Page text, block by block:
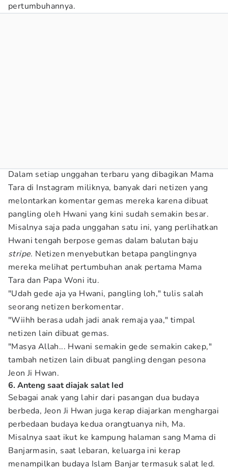
pertumbuhannya.
Dalam setiap unggahan terbaru yang dibagikan Mama
Tara di Instagram miliknya, banyak dari netizen yang
melontarkan komentar gemas mereka karena dibuat
pangling oleh Hwani yang kini sudah semakin besar.
Misalnya saja pada unggahan satu ini, yang perlihatkan
Hwani tengah berpose gemas dalam balutan baju
stripe. Netizen menyebutkan betapa panglingnya
mereka melihat pertumbuhan anak pertama Mama
Tara dan Papa Woni itu.
"Udah gede aja ya Hwani, pangling loh," tulis salah
seorang netizen berkomentar.
"Wiihh berasa udah jadi anak remaja yaa," timpal
netizen lain dibuat gemas.
"Masya Allah... Hwani semakin gede semakin cakep,"
tambah netizen lain dibuat pangling dengan pesona
Jeon Ji Hwan.
6. Anteng saat diajak salat Ied
Sebagai anak yang lahir dari pasangan dua budaya
berbeda, Jeon Ji Hwan juga kerap diajarkan menghargai
perbedaan budaya kedua orangtuanya nih, Ma.
Misalnya saat ikut ke kampung halaman sang Mama di
Banjarmasin, saat lebaran, keluarga ini kerap
menampilkan budaya Islam Banjar termasuk salat Ied.